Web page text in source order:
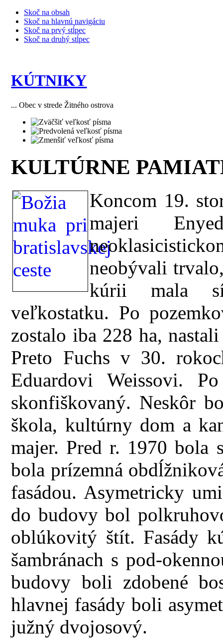
Skoč na obsah
Skoč na hlavnú navigáciu
Skoč na prvý stĺpec
Skoč na druhý stĺpec
KÚTNIKY
... Obec v strede Žitného ostrova
KULTÚRNE
Koncom 19.
majeri
neobývali
kúrii mala
veľkostatku. Po
zostalo iba 228 ha,
Preto Fuchs v 30.
Eduardovi Weissovi.
skonfiškovaný. Neskôr
škola, kultúrny dom a
majer. Pred r. 1970 bola
bola prízemná
fasádou. Asymetricky
do budovy bol
oblúkovitý štít. Fasády
šambránach s pod-
budovy boli zdobené
hlavnej fasády boli
južný dvojosový.